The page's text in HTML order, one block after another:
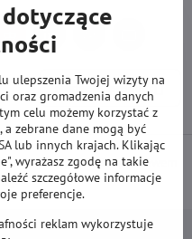
Reddit LinkedIn
Następny produkt
przy płatności przelewem
ulepszenia Twojej wizyty na
oraz gromadzenia danych
celu możemy korzystać z
zebrane dane mogą być
lub innych krajach. Klikając
wyrażasz zgodę na takie
szczegółowe informacje
preferencje.
reklam wykorzystuje